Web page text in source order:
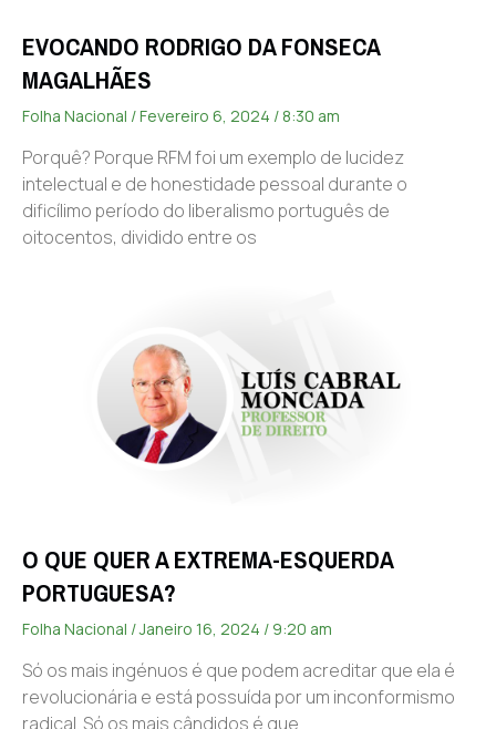
EVOCANDO RODRIGO DA FONSECA
MAGALHÃES
Folha Nacional Fevereiro 6, 2024 8:30 am
Porquê? Porque RFM foi um exemplo de lucidez
intelectual e de honestidade pessoal durante o
dificílimo período do liberalismo português de
oitocentos, dividido entre os
O QUE QUER A EXTREMA-ESQUERDA
PORTUGUESA?
Folha Nacional Janeiro 16, 2024 9:20 am
Só os mais ingénuos é que podem acreditar que ela é
revolucionária e está possuída por um inconformismo
radical. Só os mais cândidos é que